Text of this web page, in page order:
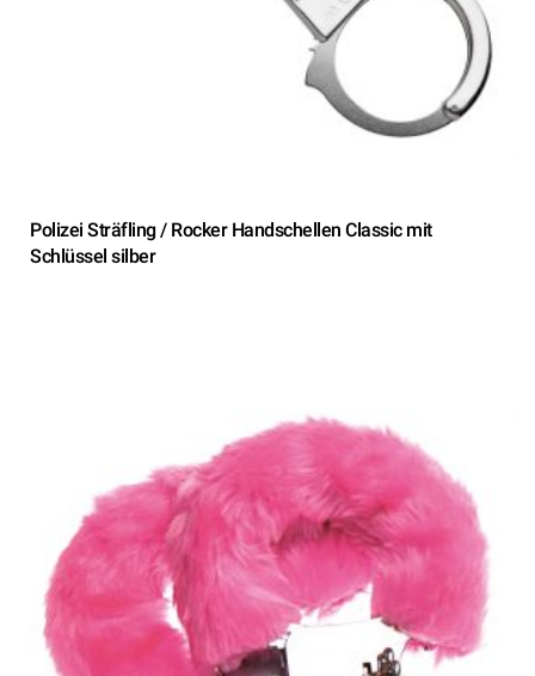
Polizei Sträfling / Rocker Handschellen Classic mit
Schlüssel silber